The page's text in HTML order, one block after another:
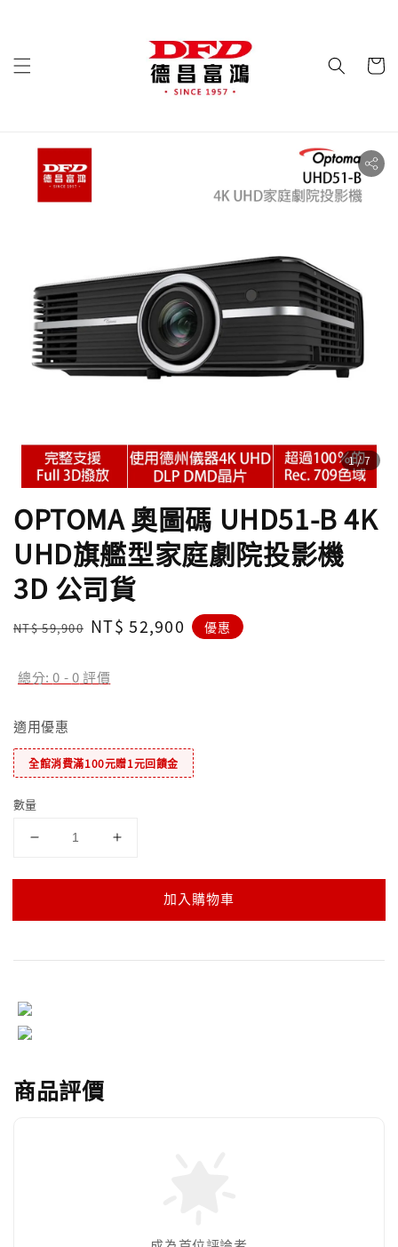
1/7
OPTOMA 奧圖碼 UHD51-B 4K
UHD旗艦型家庭劇院投影機
3D 公司貨
Regular
NT$ 59,900 Sale
NT$ 52,900 優惠
總分:0 -0評價
適用優惠
全館消費滿100元贈1元回饋金
數量
加入購物車
商品評價